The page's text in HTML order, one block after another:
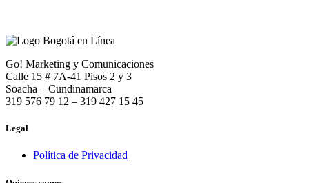
Go! Marketing y Comunicaciones
Calle 15 # 7A-41 Pisos 2 y 3
Soacha – Cundinamarca
319 576 79 12 – 319 427 15 45
Legal
Política de Privacidad